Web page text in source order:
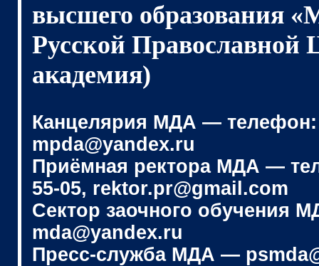
высшего образования
Русской Православной
академия)
Канцелярия МДА — телефон:
mpda@yandex.ru
Приёмная ректора МДА —
55-05, rektor.pr@gmail.com
Сектор заочного обучения
mda@yandex.ru
Пресс-служба МДА —